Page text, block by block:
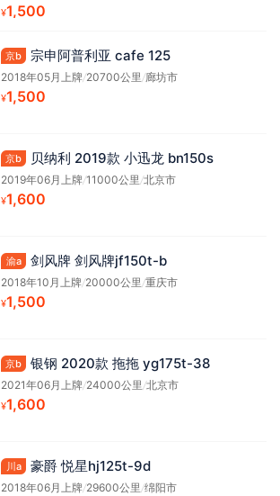
¥1,500
京b 宗申阿普利亚 cafe 125
2018年05月上牌/20700公里 /廊坊市
¥1,500
京b 贝纳利 2019款 小迅龙 bn150s
2019年06月上牌/11000公里 /北京市
¥1,600
渝a 剑风牌 剑风牌jf150t-b
2018年10月上牌/20000公里 /重庆市
¥1,500
京b 银钢 2020款 拖拖 yg175t-38
2021年06月上牌/24000公里 /北京市
¥1,600
川a 豪爵 悦星hj125t-9d
2018年06月上牌/29600公里 /绵阳市